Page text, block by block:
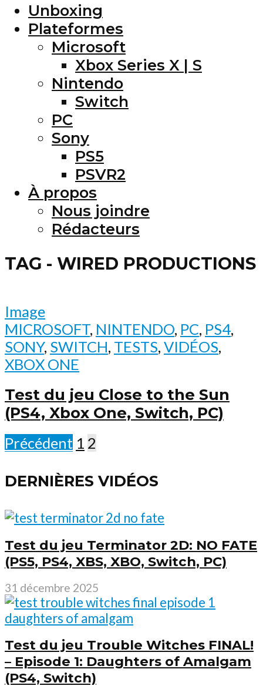
Unboxing
Plateformes
Microsoft
Xbox Series X | S
Nintendo
Switch
PC
Sony
PS5
PSVR2
À propos
Nous joindre
Rédacteurs
TAG - WIRED PRODUCTIONS
Image
MICROSOFT, NINTENDO, PC, PS4,
SONY, SWITCH, TESTS, VIDÉOS,
XBOX ONE
Test du jeu Close to the Sun
(PS4, Xbox One, Switch, PC)
Précédent 1 2
DERNIÈRES VIDÉOS
Test du jeu Terminator 2D: NO FATE
(PS5, PS4, XBS, XBO, Switch, PC)
31 décembre 2025
Test du jeu Trouble Witches FINAL!
– Episode 1: Daughters of Amalgam
(PS4, Switch)